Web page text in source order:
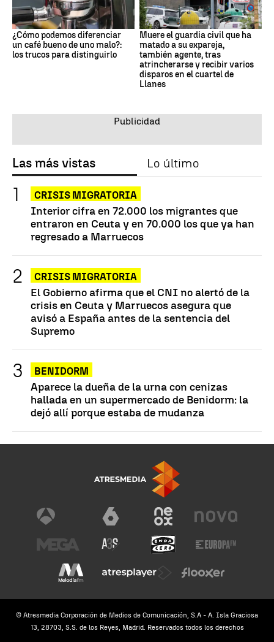
¿Cómo podemos diferenciar
un café bueno de uno malo?:
los trucos para distinguirlo
Muere el guardia civil que ha
matado a su expareja,
también agente, tras
atrincherarse y recibir varios
disparos en el cuartel de
Llanes
Las más vistas Lo último
CRISIS MIGRATORIA
Interior cifra en 72.000 los migrantes que
entraron en Ceuta y en 70.000 los que ya han
regresado a Marruecos
CRISIS MIGRATORIA
El Gobierno afirma que el CNI no alertó de la
crisis en Ceuta y Marruecos asegura que
avisó a España antes de la sentencia del
Supremo
BENIDORM
Aparece la dueña de la urna con cenizas
hallada en un supermercado de Benidorm: la
dejó allí porque estaba de mudanza
© Atresmedia Corporación de Medios de Comunicación, S.A - A. Isla Graciosa
13, 28703, S.S. de los Reyes, Madrid. Reservados todos los derechos